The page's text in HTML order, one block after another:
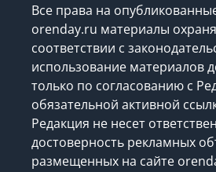
Все права на
orenday.ru материалы
соответствии с
использование материалов
только по согласованию с
обязательной активной
Редакция не несет
достоверность рекламных
размещенных на сайте